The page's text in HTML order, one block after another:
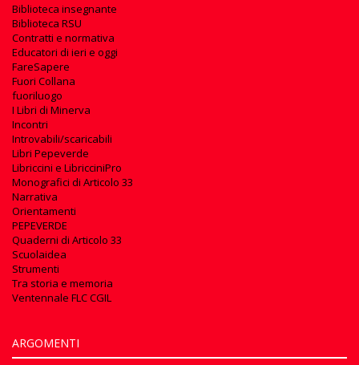
Biblioteca insegnante
Biblioteca RSU
Contratti e normativa
Educatori di ieri e oggi
FareSapere
Fuori Collana
fuoriluogo
I Libri di Minerva
Incontri
Introvabili/scaricabili
Libri Pepeverde
Libriccini e LibricciniPro
Monografici di Articolo 33
Narrativa
Orientamenti
PEPEVERDE
Quaderni di Articolo 33
Scuolaidea
Strumenti
Tra storia e memoria
Ventennale FLC CGIL
ARGOMENTI